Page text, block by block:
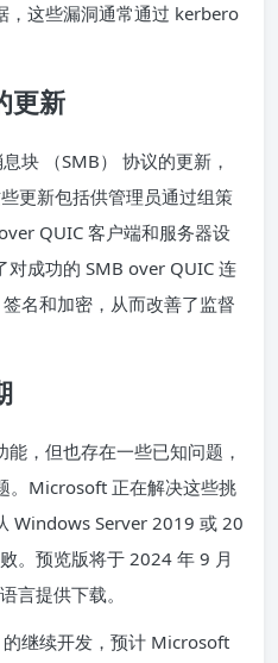
，这些漏洞通常通过 kerbero
更新
块 （SMB） 协议的更新，
更新包括供管理员通过组策
QUIC 客户端和服务器设
对成功的 SMB over QUIC 连
名和加密，从而改善了监督
，但也存在一些已知问题，
。Microsoft 正在解决这些挑
Windows Server 2019 或 20
。预览版将于 2024 年 9 月
言提供下载。
继续开发，预计 Microsoft